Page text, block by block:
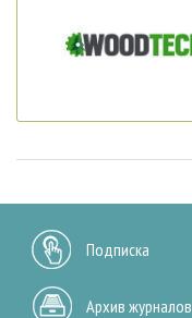
Подписка
Архив журналов